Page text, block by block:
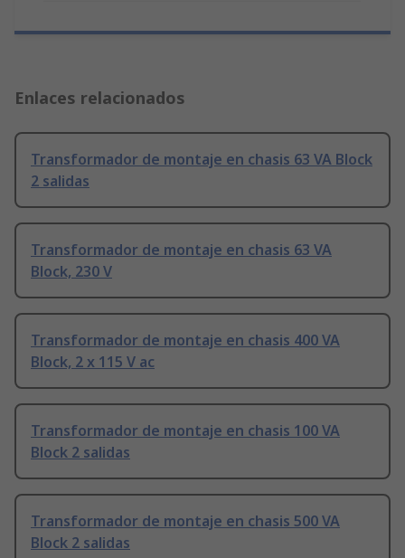
Enlaces relacionados
Transformador de montaje en chasis 63 VA Block
2 salidas
Transformador de montaje en chasis 63 VA
Block, 230 V
Transformador de montaje en chasis 400 VA
Block, 2 x 115 V ac
Transformador de montaje en chasis 100 VA
Block 2 salidas
Transformador de montaje en chasis 500 VA
Block 2 salidas